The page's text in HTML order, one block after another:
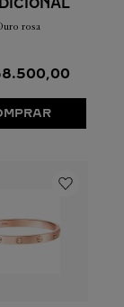
rosa
.500,00